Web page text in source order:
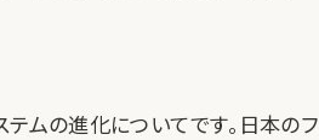
テムの進化についてです。日本のフ